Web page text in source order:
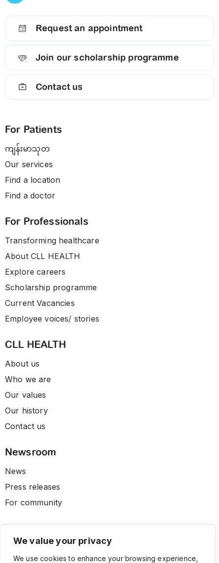
We value your privacy
We use cookies to enhance your browsing experience,
Request an appointment
Join our scholarship programme
Contact us
For Patients
ကျန်းမာသုတ
Our services
Find a location
Find a doctor
For Professionals
Transforming healthcare
About CLL HEALTH
Explore careers
Scholarship programme
Current Vacancies
Employee voices/ stories
CLL HEALTH
About us
Who we are
Our values
Our history
Contact us
Newsroom
News
Press releases
For community